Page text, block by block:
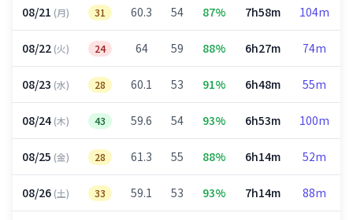
08/21 (月) 31 60.3 54 87% 7h58m 104m
08/22(火) 24 64 59 88% 6h27m 74m
08/23 (水) 28 60.1 53 91% 6h48m 55m
08/24(木) 43 59.6 54 93% 6h53m 100m
08/25 (金) 28 61.3 55 88% 6h14m 52m
08/26(土) 33 59.1 53 93% 7h14m 88m